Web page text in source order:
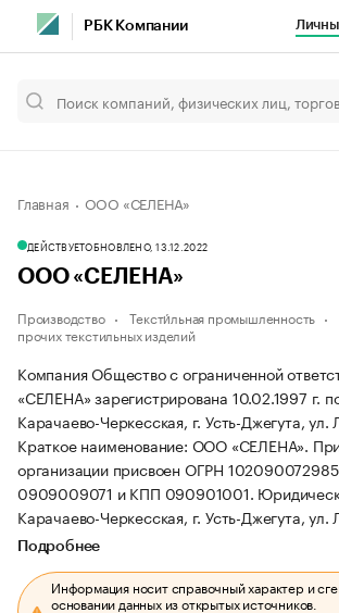
РБК Компании
Главная ООО «СЕЛЕНА»
ДЕЙСТВУЕТОБНОВЛЕНО, 13.12.2022
ООО «СЕЛЕНА»
Производство Тексти́льная промышленность
прочих текстильных изделий
Компания Общество с ограниченной
«СЕЛЕНА» зарегистрирована 10.02.1997 г.
Карачаево-Черкесская, г. Усть-Джегута, ул.
Краткое наименование: ООО «СЕЛЕНА».
организации присвоен ОГРН
0909009071 и КПП 090901001.
Карачаево-Черкесская, г. Усть-Джегута, ул.
Подробнее
Информация носит справочный характер и
основании данных из открытых источников.